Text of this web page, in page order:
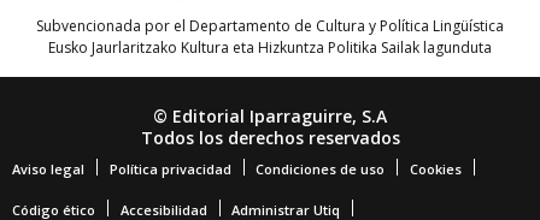
Subvencionada por el Departamento de Cultura y Política Lingüística
Eusko Jaurlaritzako Kultura eta Hizkuntza Politika Sailak lagunduta
© Editorial Iparraguirre, S.A
Todos los derechos reservados
Aviso legal Política privacidad Condiciones de uso Cookies
Código ético Accesibilidad Administrar Utiq